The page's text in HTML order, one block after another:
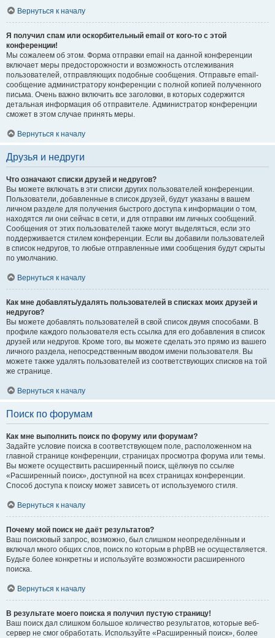
Вернуться к началу
Я получил спам или оскорбительный email от кого-то с этой
конференции!
Мы сожалеем об этом. Форма отправки email на данной конференции
включает меры предосторожности и возможность отслеживания
пользователей, отправляющих подобные сообщения. Отправьте email-
сообщение администратору конференции с полной копией полученного
письма. Очень важно включить все заголовки, в которых содержится
детальная информация об отправителе. Администратор конференции
сможет в этом случае принять меры.
Вернуться к началу
Друзья и недруги
Что означают списки друзей и недругов?
Вы можете включать в эти списки других пользователей конференции.
Пользователи, добавленные в список друзей, будут указаны в вашем
личном разделе для получения быстрого доступа к информации о том,
находятся ли они сейчас в сети, и для отправки им личных сообщений.
Сообщения от этих пользователей также могут выделяться, если это
поддерживается стилем конференции. Если вы добавили пользователей
в список недругов, то любые отправленные ими сообщения будут скрыты
по умолчанию.
Вернуться к началу
Как мне добавлять/удалять пользователей в списках моих друзей и
недругов?
Вы можете добавлять пользователей в свой список двумя способами. В
профиле каждого пользователя есть ссылка для его добавления в список
друзей или недругов. Кроме того, вы можете сделать это прямо из вашего
личного раздела, непосредственным вводом имени пользователя. Вы
можете также удалять пользователей из соответствующих списков на той
же странице.
Вернуться к началу
Поиск по форумам
Как мне выполнить поиск по форуму или форумам?
Задайте условие поиска в соответствующем поле, расположенном на
главной странице конференции, страницах просмотра форума или темы.
Вы можете осуществить расширенный поиск, щёлкнув по ссылке
«Расширенный поиск», доступной на всех страницах конференции.
Способ доступа к поиску может зависеть от используемого стиля.
Вернуться к началу
Почему мой поиск не даёт результатов?
Ваш поисковый запрос, возможно, был слишком неопределённым и
включал много общих слов, поиск по которым в phpBB не осуществляется.
Будьте более конкретны и используйте возможности расширенного
поиска.
Вернуться к началу
В результате моего поиска я получил пустую страницу!
Ваш поиск дал слишком большое количество результатов, которые веб-
сервер не смог обработать. Используйте «Расширенный поиск», более